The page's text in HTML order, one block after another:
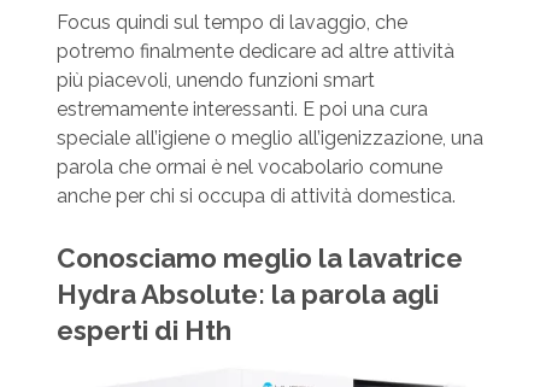
Focus quindi sul tempo di lavaggio, che
potremo finalmente dedicare ad altre attività
più piacevoli, unendo funzioni smart
estremamente interessanti. E poi una cura
speciale all’igiene o meglio all’igenizzazione, una
parola che ormai è nel vocabolario comune
anche per chi si occupa di attività domestica.
Conosciamo meglio la lavatrice
Hydra Absolute: la parola agli
esperti di Hth